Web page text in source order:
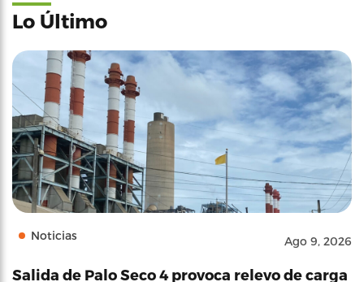
Lo Último
Noticias Ago 9, 2026
Salida de Palo Seco 4 provoca relevo de carga